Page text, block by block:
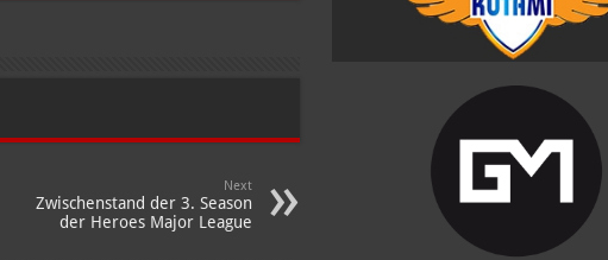
Next
Zwischenstand der 3. Season
der Heroes Major League